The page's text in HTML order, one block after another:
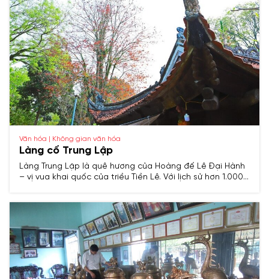
Văn hóa | Không gian văn hóa
Làng cổ Trung Lập
Làng Trung Lập là quê hương của Hoàng đế Lê Đại Hành
– vị vua khai quốc của triều Tiền Lê. Với lịch sử hơn 1.000